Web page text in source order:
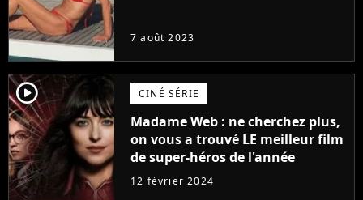
7 août 2023
player2 CINÉ SÉRIE
Madame Web : ne cherchez plus,
on vous a trouvé LE meilleur film
de super-héros de l'année
12 février 2024